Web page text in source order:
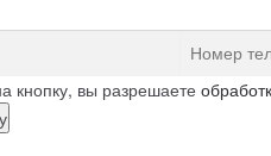
кнопку, вы разрешаете